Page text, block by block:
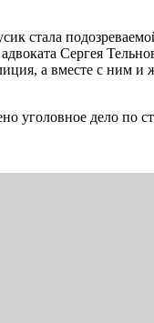
стала
Сергея
а вместе с ним
уголовное дело по